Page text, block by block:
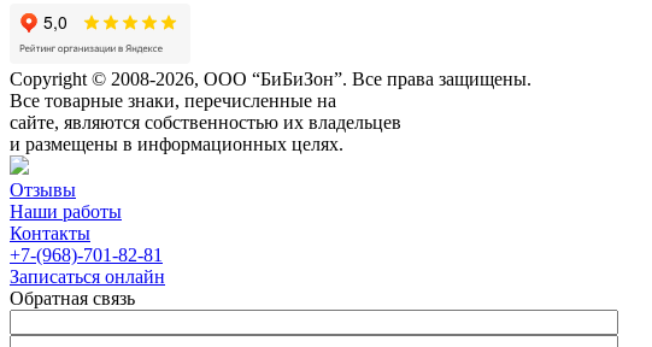
Copyright © 2008-2026, ООО “БиБиЗон”. Все права защищены.
Все товарные знаки, перечисленные на
сайте, являются собственностью их владельцев
и размещены в информационных целях.
Отзывы
Наши работы
Контакты
+7-(968)-701-82-81
Записаться онлайн
Обратная связь